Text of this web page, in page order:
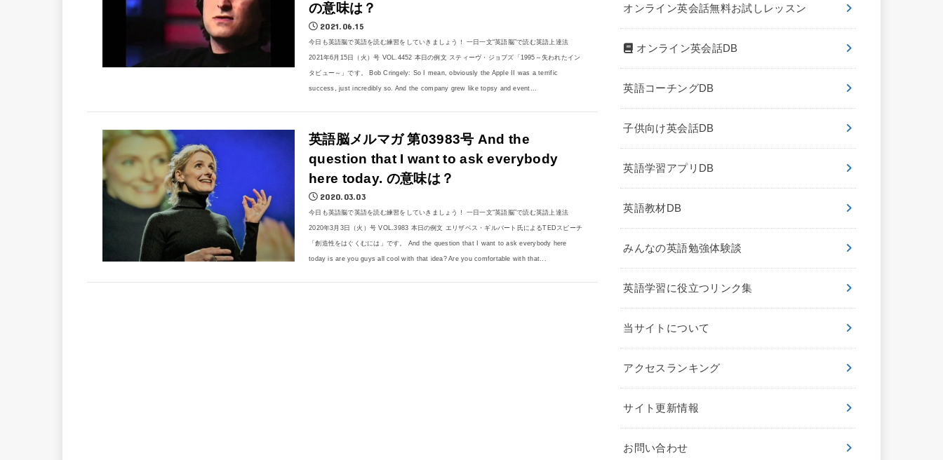
の意味は？
2021.06.15
今日も英語脳で英語を読む練習をしていきましょう！ 一日一文“英語脳”で読む英語上達法
2021年6月15日（火）号 VOL.4452 本日の例文 スティーヴ・ジョブズ「1995～失われたイン
タビュー～」です。 Bob Cringely: So I mean, obviously the Apple II was a terrific
success, just incredibly so. And the company grew like topsy and event...
英語脳メルマガ 第03983号 And the
question that I want to ask everybody
here today. の意味は？
2020.03.03
今日も英語脳で英語を読む練習をしていきましょう！ 一日一文“英語脳”で読む英語上達法
2020年3月3日（火）号 VOL.3983 本日の例文 エリザベス・ギルバート氏によるTEDスピーチ
「創造性をはぐくむには」です。 And the question that I want to ask everybody here
today is are you guys all cool with that idea? Are you comfortable with that...
オンライン英会話無料お試しレッスン
オンライン英会話DB
英語コーチングDB
子供向け英会話DB
英語学習アプリDB
英語教材DB
みんなの英語勉強体験談
英語学習に役立つリンク集
当サイトについて
アクセスランキング
サイト更新情報
お問い合わせ